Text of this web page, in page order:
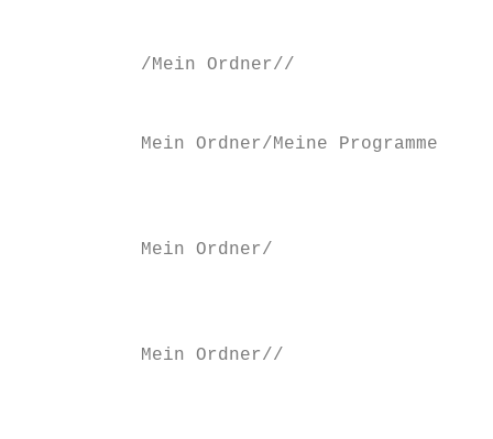
/Mein Ordner//
Mein Ordner/Meine Programme
Mein Ordner/
Mein Ordner//